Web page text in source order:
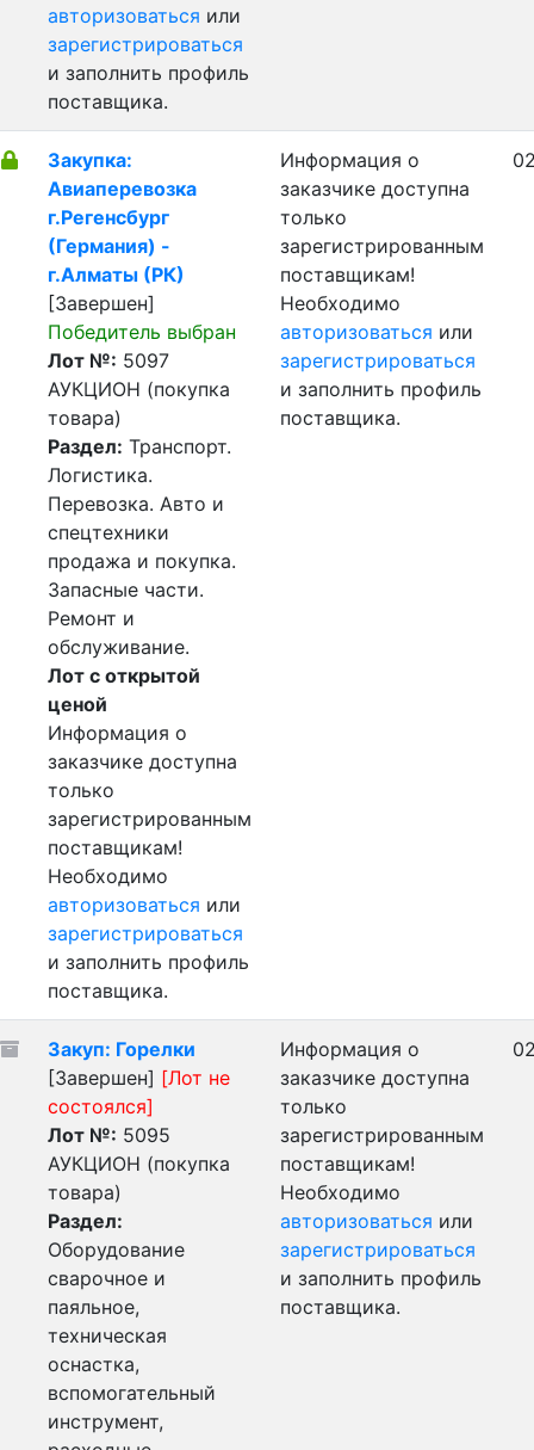
авторизоваться или
зарегистрироваться
и заполнить профиль
поставщика.
Закупка:
Авиаперевозка
г.Регенсбург
(Германия) -
г.Алматы (РК)
[Завершен]
Победитель выбран
Лот №: 5097
АУКЦИОН (покупка
товара)
Раздел: Транспорт.
Логистика.
Перевозка. Авто и
спецтехники
продажа и покупка.
Запасные части.
Ремонт и
обслуживание.
Лот с открытой
ценой
Информация о
заказчике доступна
только
зарегистрированным
поставщикам!
Необходимо
авторизоваться или
зарегистрироваться
и заполнить профиль
поставщика.
Информация о
заказчике доступна
только
зарегистрированным
поставщикам!
Необходимо
авторизоваться или
зарегистрироваться
и заполнить профиль
поставщика.
Закуп: Горелки
[Завершен] [Лот не
состоялся]
Лот №: 5095
АУКЦИОН (покупка
товара)
Раздел:
Оборудование
сварочное и
паяльное,
техническая
оснастка,
вспомогательный
инструмент,
Информация о
заказчике доступна
только
зарегистрированным
поставщикам!
Необходимо
авторизоваться или
зарегистрироваться
и заполнить профиль
поставщика.